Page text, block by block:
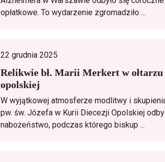
opłatkowe. To wydarzenie zgromadziło ...
22 grudnia 2025
Relikwie bł. Marii Merkert w
opolskiej
W wyjątkowej atmosferze modlitwy i
pw. św. Józefa w Kurii Diecezji Opolskiej
nabożeństwo, podczas którego biskup ...